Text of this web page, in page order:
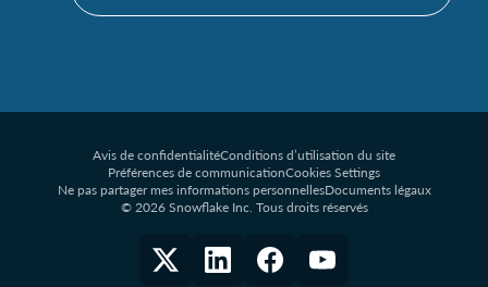
Avis de confidentialitéConditions d’utilisation du site
Préférences de communicationCookies Settings
Ne pas partager mes informations personnellesDocuments légaux
© 2026 Snowflake Inc. Tous droits réservés